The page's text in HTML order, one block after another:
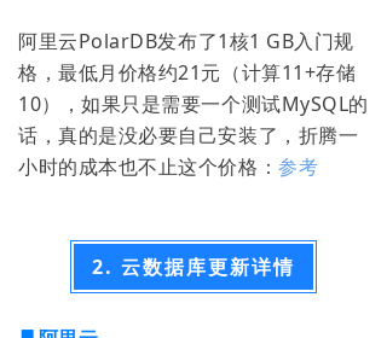
阿里云PolarDB发布了1核1 GB入门规
格，最低月价格约21元（计算11+存储
10），如果只是需要一个测试MySQL的
话，真的是没必要自己安装了，折腾一
小时的成本也不止这个价格：参考
2. 云数据库更新详情